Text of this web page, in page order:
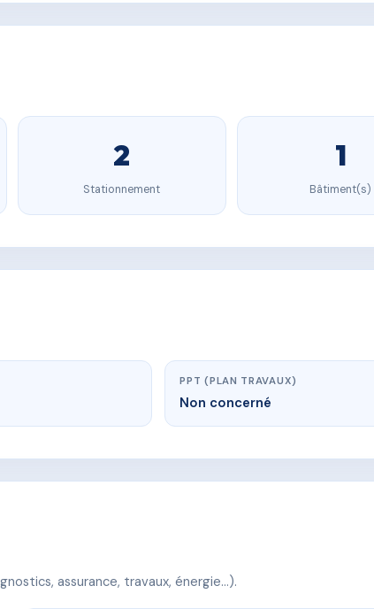
2
Stationnement
1
Bâtiment(s)
PPT (PLAN TRAVAUX)
Non concerné
assurance, travaux, énergie…).